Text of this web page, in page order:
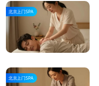
北京上门SPA
北京上门SPA